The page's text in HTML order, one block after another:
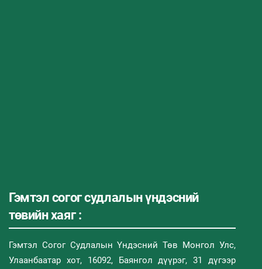
Гэмтэл согог судлалын үндэсний
төвийн хаяг :
Гэмтэл Согог Судлалын Үндэсний Төв Монгол Улс,
Улаанбаатар хот, 16092, Баянгол дүүрэг, 31 дүгээр